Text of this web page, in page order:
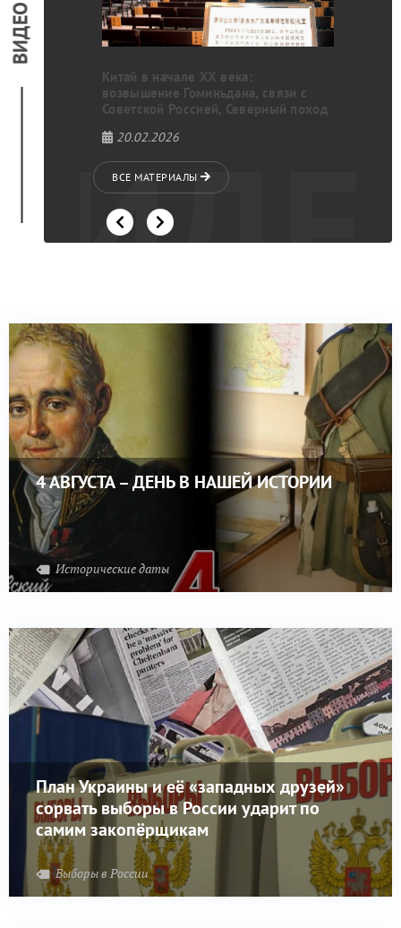
ВИДЕО
Китай в начале XX века:
возвышение Гоминьдана, связи с
Советской Россией, Северный поход
20.02.2026
польские
Союза
ВСЕ МАТЕРИАЛЫ
4 АВГУСТА – ДЕНЬ В НАШЕЙ ИСТОРИИ
Исторические даты
План Украины и её «западных друзей»
сорвать выборы в России ударит по
самим закопёрщикам
Выборы в России